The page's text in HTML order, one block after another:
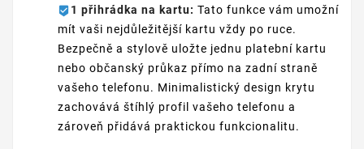
1 přihrádka na kartu: Tato funkce vám umožní
mít vaši nejdůležitější kartu vždy po ruce.
Bezpečně a stylově uložte jednu platební kartu
nebo občanský průkaz přímo na zadní straně
vašeho telefonu. Minimalistický design krytu
zachovává štíhlý profil vašeho telefonu a
zároveň přidává praktickou funkcionalitu.